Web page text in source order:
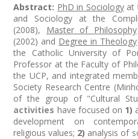
Formações (inter) diocesanas
'jovem' perante o facto religioso
Abstract: PhD in Sociologyat
and Sociology at the
(2008), Master of Philosophy
(2002) and Degree in Theology
the Catholic University of
Professor at the Faculty of
the UCP, and integrated
Society Research Centre
of the group of "Cultural
activities have focused on 1)
development on
religious values; 2) analysis of